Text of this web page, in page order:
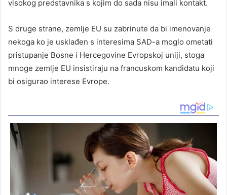
visokog predstavnika s kojim do sada nisu imali kontakt.
S druge strane, zemlje EU su zabrinute da bi imenovanje
nekoga ko je usklađen s interesima SAD-a moglo ometati
pristupanje Bosne i Hercegovine Evropskoj uniji, stoga
mnoge zemlje EU insistiraju na francuskom kandidatu koji
bi osigurao interese Evrope.